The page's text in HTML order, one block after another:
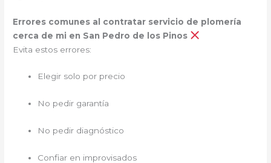
Errores comunes al contratar servicio de plomería
cerca de mi en San Pedro de los Pinos
Evita estos errores:
Elegir solo por precio
No pedir garantía
No pedir diagnóstico
Confiar en improvisados